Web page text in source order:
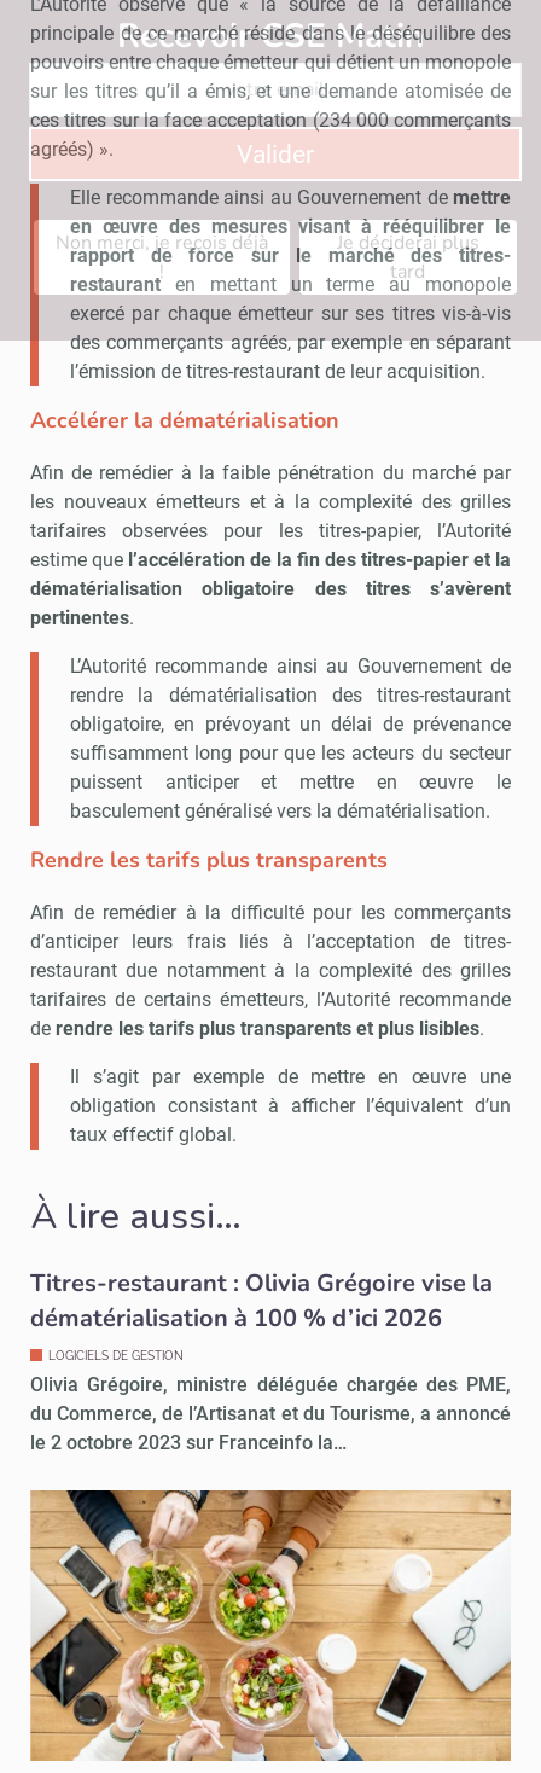
principale de ce marché réside dans le déséquilibre des
pouvoirs entre chaque émetteur qui détient un monopole
sur les titres qu’il a émis, et une demande atomisée de
ces titres sur la face acceptation (234 000 commerçants
agréés) ».
Elle recommande ainsi au Gouvernement de mettre
en œuvre des mesures visant à rééquilibrer le
rapport de force sur le marché des titres-
restauranten mettant un terme au monopole
exercé par chaque émetteur sur ses titres vis-à-vis
des commerçants agréés, par exemple en séparant
l’émission de titres-restaurant de leur acquisition.
Accélérer la dématérialisation
Afin de remédier à la faible pénétration du marché par
les nouveaux émetteurs et à la complexité des grilles
tarifaires observées pour les titres-papier, l’Autorité
estime que l’accélération de la fin des titres-papier et la
dématérialisation obligatoire des titres s’avèrent
pertinentes.
L’Autorité recommande ainsi au Gouvernement de
rendre la dématérialisation des titres-restaurant
obligatoire, en prévoyant un délai de prévenance
suffisamment long pour que les acteurs du secteur
puissent anticiper et mettre en œuvre le
basculement généralisé vers la dématérialisation.
Rendre les tarifs plus transparents
Afin de remédier à la difficulté pour les commerçants
d’anticiper leurs frais liés à l’acceptation de titres-
restaurant due notamment à la complexité des grilles
tarifaires de certains émetteurs, l’Autorité recommande
de rendre les tarifs plus transparents et plus lisibles.
Il s’agit par exemple de mettre en œuvre une
obligation consistant à afficher l’équivalent d’un
taux effectif global.
À lire aussi…
Titres-restaurant : Olivia Grégoire vise la
dématérialisation à 100 % d’ici 2026
LOGICIELS DE GESTION
Olivia Grégoire, ministre déléguée chargée des PME,
du Commerce, de l’Artisanat et du Tourisme, a annoncé
le 2 octobre 2023 sur Franceinfo la…
Recevoir CSE Matin Abonnez-
Valider
Non merci, je reçois déjà
!
Je déciderai plus
tard